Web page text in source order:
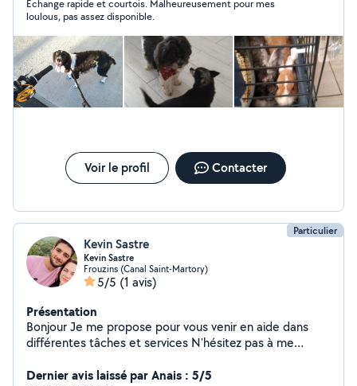
Echange rapide et courtois. Malheureusement pour mes
loulous, pas assez disponible.
Voir le profil Contacter
Particulier
Kevin Sastre
Kevin Sastre
Frouzins (Canal Saint-Martory)
5/5 (1 avis)
Présentation
Bonjour Je me propose pour vous venir en aide dans
différentes tâches et services N'hésitez pas à me
Dernier avis laissé par Anais : 5/5